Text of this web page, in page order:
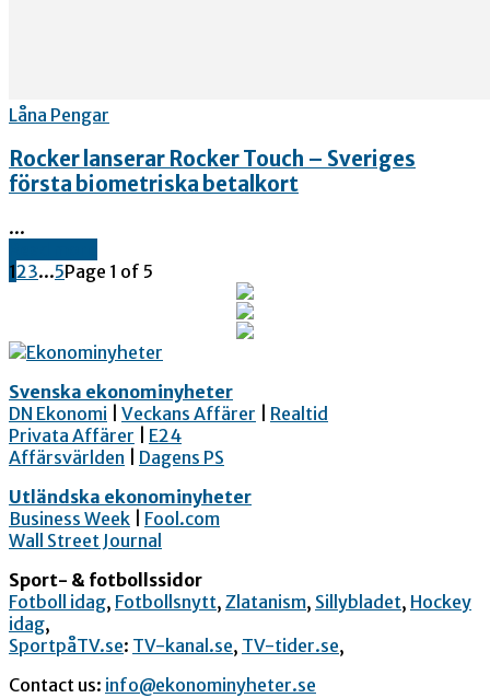
Låna Pengar
Rocker lanserar Rocker Touch – Sveriges
första biometriska betalkort
...
123...5Page 1 of 5
Svenska ekonominyheter
DN Ekonomi
Veckans Affärer
Realtid
Privata Affärer
E24
Affärsvärlden
Dagens PS
Utländska ekonominyheter
Business Week
Fool.com
Wall Street Journal
Sport- & fotbollssidor
Fotboll idag, Fotbollsnytt, Zlatanism, Sillybladet, Hockey
idag,
SportpåTV.se: TV-kanal.se, TV-tider.se,
Contact us: info@ekonominyheter.se